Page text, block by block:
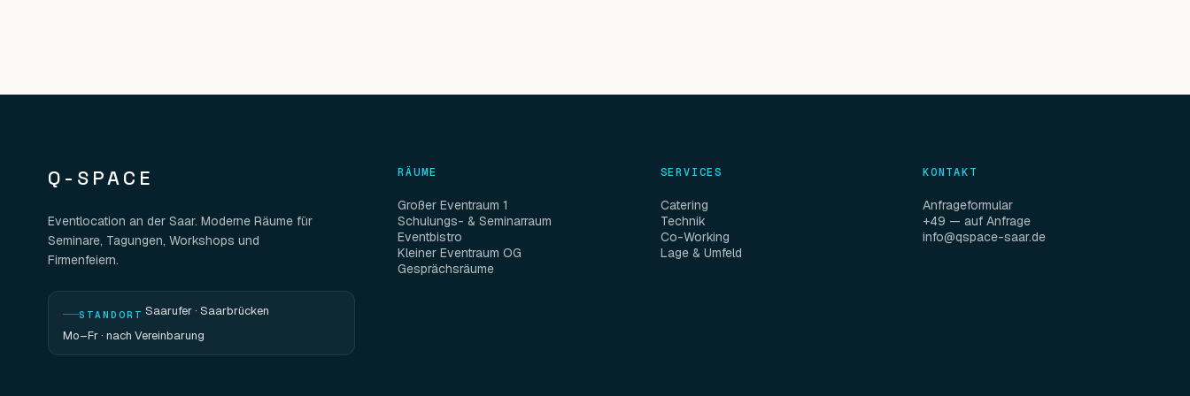
Q-SPACE
Eventlocation an der Saar. Moderne Räume für
Seminare, Tagungen, Workshops und
Firmenfeiern.
STANDORT Saarufer · Saarbrücken
Mo–Fr · nach Vereinbarung
RÄUME
Großer Eventraum 1
Schulungs- & Seminarraum
Eventbistro
Kleiner Eventraum OG
Gesprächsräume
SERVICES
Catering
Technik
Co-Working
Lage & Umfeld
KONTAKT
Anfrageformular
+49 — auf Anfrage
info@qspace-saar.de